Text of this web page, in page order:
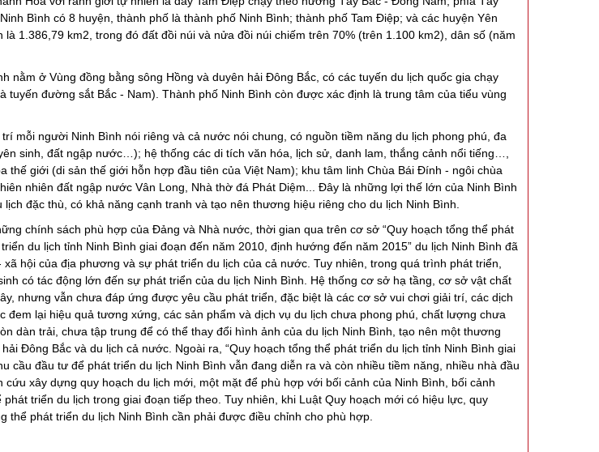
Bình có 8 huyện, thành phố là thành phố Ninh Bình; thành phố Tam Điệp; và các huyện Yên
1.386,79 km2, trong đó đất đồi núi và nửa đồi núi chiếm trên 70% (trên 1.100 km2), dân số (năm
ở Vùng đồng bằng sông Hồng và duyên hải Đông Bắc, có các tuyến du lịch quốc gia chạy
đường sắt Bắc - Nam). Thành phố Ninh Bình còn được xác định là trung tâm của tiểu vùng
người Ninh Bình nói riêng và cả nước nói chung, có nguồn tiềm năng du lịch phong phú, đa
sinh, đất ngập nước…); hệ thống các di tích văn hóa, lịch sử, danh lam, thắng cảnh nổi tiếng…,
thế giới (di sản thế giới hỗn hợp đầu tiên của Việt Nam); khu tâm linh Chùa Bái Đính - ngôi chùa
nhiên đất ngập nước Vân Long, Nhà thờ đá Phát Diệm... Đây là những lợi thế lớn của Ninh Bình
đặc thù, có khả năng cạnh tranh và tạo nên thương hiệu riêng cho du lịch Ninh Bình.
sách phù hợp của Đảng và Nhà nước, thời gian qua trên cơ sở “Quy hoạch tổng thể phát
du lịch tỉnh Ninh Bình giai đoạn đến năm 2010, định hướng đến năm 2015” du lịch Ninh Bình đã
hội của địa phương và sự phát triển du lịch của cả nước. Tuy nhiên, trong quá trình phát triển,
có tác động lớn đến sự phát triển của du lịch Ninh Bình. Hệ thống cơ sở hạ tầng, cơ sở vật chất
nhưng vẫn chưa đáp ứng được yêu cầu phát triển, đặc biệt là các cơ sở vui chơi giải trí, các dịch
lại hiệu quả tương xứng, các sản phẩm và dịch vụ du lịch chưa phong phú, chất lượng chưa
dàn trải, chưa tập trung để có thể thay đổi hình ảnh của du lịch Ninh Bình, tạo nên một thương
Đông Bắc và du lịch cả nước. Ngoài ra, “Quy hoạch tổng thể phát triển du lịch tỉnh Ninh Bình giai
cầu đầu tư để phát triển du lịch Ninh Bình vẫn đang diễn ra và còn nhiều tiềm năng, nhiều nhà đầu
xây dựng quy hoạch du lịch mới, một mặt để phù hợp với bối cảnh của Ninh Bình, bối cảnh
triển du lịch trong giai đoạn tiếp theo. Tuy nhiên, khi Luật Quy hoạch mới có hiệu lực, quy
phát triển du lịch Ninh Bình cần phải được điều chỉnh cho phù hợp.